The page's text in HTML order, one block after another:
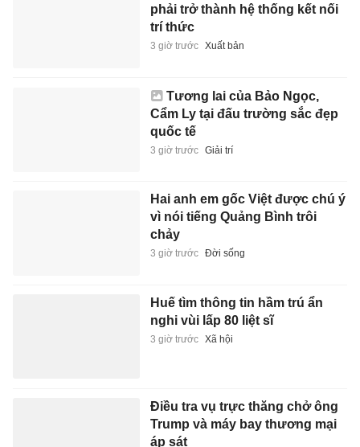
phải trở thành hệ thống kết nối
trí thức
3 giờ trước Xuất bản
Tương lai của Bảo Ngọc,
Cẩm Ly tại đấu trường sắc đẹp
quốc tế
3 giờ trước Giải trí
Hai anh em gốc Việt được chú ý
vì nói tiếng Quảng Bình trôi
chảy
3 giờ trước Đời sống
Huế tìm thông tin hầm trú ẩn
nghi vùi lấp 80 liệt sĩ
3 giờ trước Xã hội
Điều tra vụ trực thăng chở ông
Trump và máy bay thương mại
áp sát